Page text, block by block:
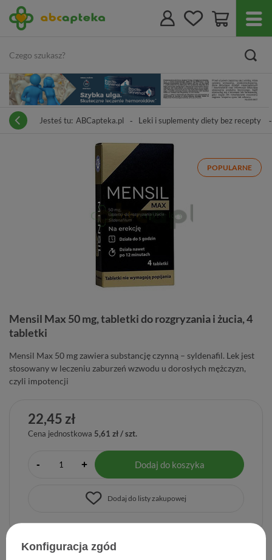
Jesteś tu: ABCapteka.pl Leki i suplementy diety bez recepty
POPULARNE
Mensil Max 50 mg, tabletki do rozgryzania i żucia, 4
tabletki
Mensil Max 50 mg zawiera substancję czynną – syldenafil. Lek jest
stosowany w leczeniu zaburzeń wzwodu u dorosłych mężczyzn,
czyli impotencji
22,45 zł
Cena jednostkowa 5,61 zł / szt.
- + Dodaj do koszyka
Dodaj do listy zakupowej
Producent:PRZEDS. PRODUKCJI FARMACEUTYCZNEJ HASCO-
Konfiguracja zgód